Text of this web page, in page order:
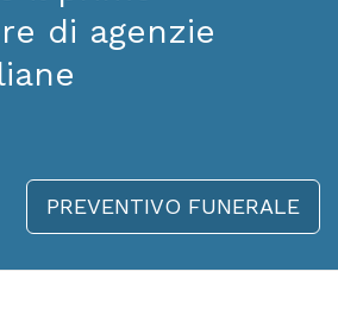
di agenzie
PREVENTIVO FUNERALE